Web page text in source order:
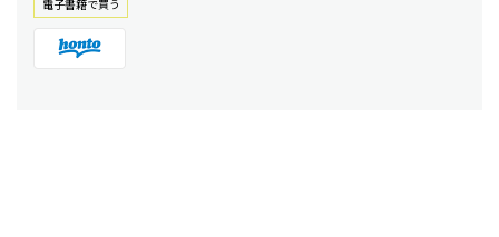
電⼦書籍で買う